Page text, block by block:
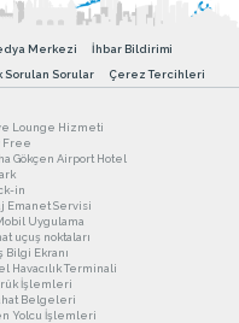
Merkezi
İhbar Bildirimi
Sorulan Sorular Çerez Tercihleri
Lounge Hizmeti
Free
Gökçen Airport Hotel
in
Emanet Servisi
Uygulama
uçuş noktaları
Bilgi Ekranı
Havacılık Terminali
İşlemleri
Belgeleri
Yolcu İşlemleri